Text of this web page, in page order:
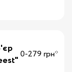
0-279 грн*